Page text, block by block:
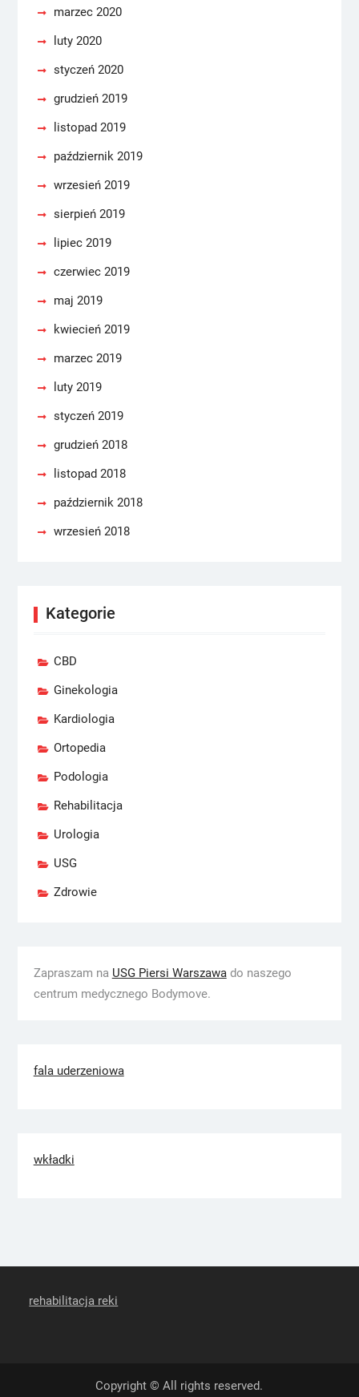
marzec 2020
luty 2020
styczeń 2020
grudzień 2019
listopad 2019
październik 2019
wrzesień 2019
sierpień 2019
lipiec 2019
czerwiec 2019
maj 2019
kwiecień 2019
marzec 2019
luty 2019
styczeń 2019
grudzień 2018
listopad 2018
październik 2018
wrzesień 2018
Kategorie
CBD
Ginekologia
Kardiologia
Ortopedia
Podologia
Rehabilitacja
Urologia
USG
Zdrowie
Zapraszam na USG Piersi Warszawado naszego
centrum medycznego Bodymove.
fala uderzeniowa
wkładki
rehabilitacja reki
Copyright © All rights reserved.